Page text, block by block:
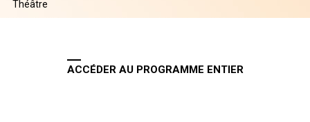
Théâtre
ACCÉDER AU PROGRAMME ENTIER